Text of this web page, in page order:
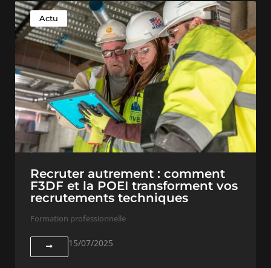
Actu
Recruter autrement : comment
F3DF et la POEI transforment vos
recrutements techniques
Formation professionnelle
15/07/2025